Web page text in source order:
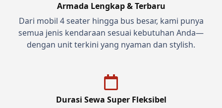
Armada Lengkap & Terbaru
Dari mobil 4 seater hingga bus besar, kami punya
semua jenis kendaraan sesuai kebutuhan Anda—
dengan unit terkini yang nyaman dan stylish.
Durasi Sewa Super Fleksibel